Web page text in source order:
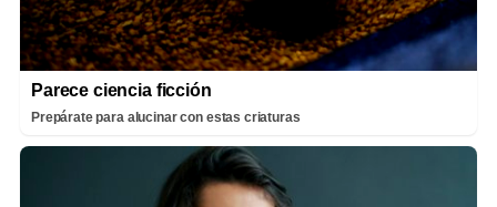
Parece ciencia ficción
Prepárate para alucinar con estas criaturas